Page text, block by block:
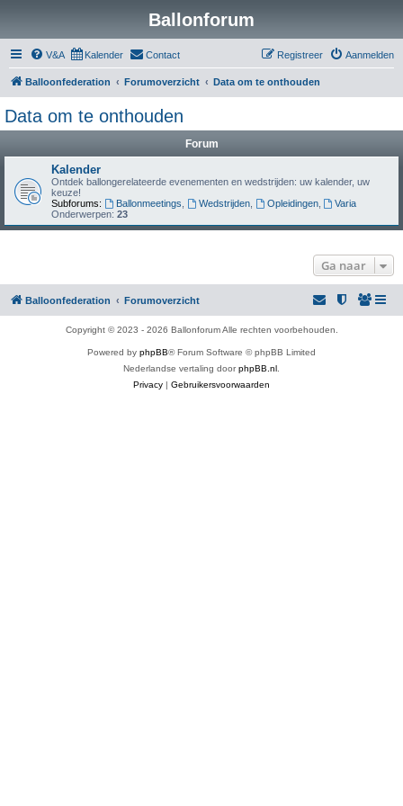
Ballonforum
V&A Kalender Contact Aanmelden
Registreer
Balloonfederation Forumoverzicht Data om te onthouden
Data om te onthouden
Forum
Kalender
Ontdek ballongerelateerde evenementen en wedstrijden: uw kalender, uw
keuze!
Subforums:
Ballonmeetings Wedstrijden, Opleidingen,
Varia
Onderwerpen: 23
Ga naar
Balloonfederation Forumoverzicht
Copyright © 2023 - 2026 Ballonforum Alle rechten voorbehouden.
Powered by phpBB® Forum Software © phpBB Limited
Nederlandse vertaling doorphpBB.nl
Privacy | Gebruikersvoorwaarden